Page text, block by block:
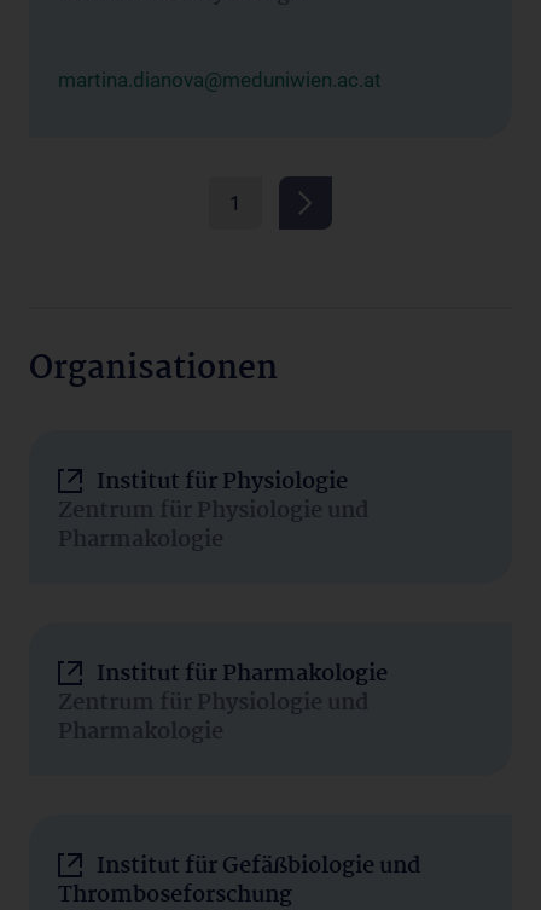
martina.dianova@meduniwien.ac.at
1
Organisationen
Institut für Physiologie
Zentrum für Physiologie und
Pharmakologie
Institut für Pharmakologie
Zentrum für Physiologie und
Pharmakologie
Institut für Gefäßbiologie und
Thromboseforschung